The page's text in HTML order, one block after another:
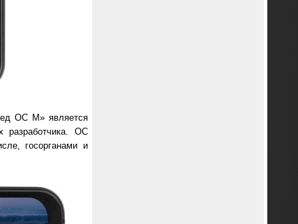
ОС М» является
разработчика. ОС
госорганами и